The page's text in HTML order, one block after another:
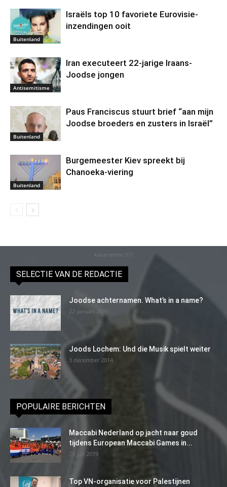
Buitenland
Israëls top 10 favoriete Eurovisie-
inzendingen ooit
Antisemitisme
Iran executeert 22-jarige Iraans-
Joodse jongen
Buitenland
Paus Franciscus stuurt brief “aan mijn
Joodse broeders en zusters in Israël”
Buitenland
Burgemeester Kiev spreekt bij
Chanoeka-viering
Advertentie (11)
SELECTIE VAN DE REDACTIE
Joodse achternamen. What’s in a name?
22 januari 2016
Joods Lochem: Und die Musik spielt weiter
3 december 2014
POPULAIRE BERICHTEN
Maccabi Nederland op jacht naar goud
tijdens European Maccabi Games in...
29 juli 2019
Top VN-organisatie voor Palestijnen